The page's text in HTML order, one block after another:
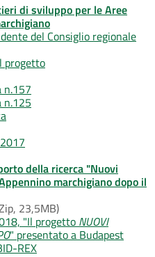
di sviluppo per le Aree
del Consiglio regionale
progetto
n.157
n.125
della ricerca "Nuovi
marchigiano dopo il
23,5MB)
"Il progetto NUOVI
" presentato a Budapest
REX